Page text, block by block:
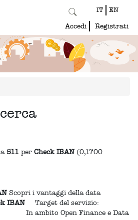
IT EN
Accedi Registrati
511perCheck IBAN (0,1700
Scopri i vantaggi della data
IBAN Target del servizio:
In ambito Open Finance e Data